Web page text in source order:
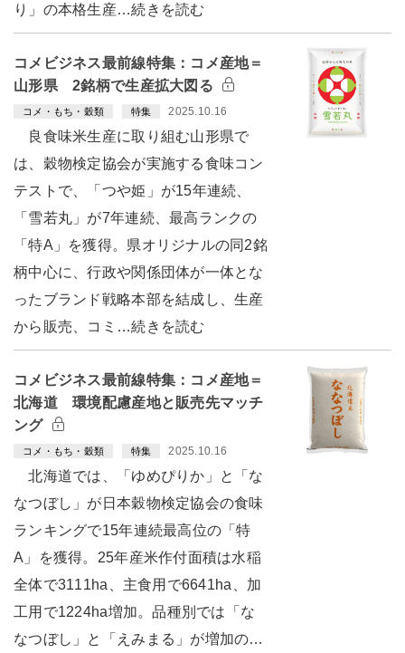
り」の本格生産…続きを読む
コメビジネス最前線特集：コメ産地＝
山形県 2銘柄で生産拡大図る
コメ・もち・穀類 特集 2025.10.16
良食味米生産に取り組む山形県で
は、穀物検定協会が実施する食味コン
テストで、「つや姫」が15年連続、
「雪若丸」が7年連続、最高ランクの
「特A」を獲得。県オリジナルの同2銘
柄中心に、行政や関係団体が一体とな
ったブランド戦略本部を結成し、生産
から販売、コミ…続きを読む
コメビジネス最前線特集：コメ産地＝
北海道 環境配慮産地と販売先マッチ
ング
コメ・もち・穀類 特集 2025.10.16
北海道では、「ゆめぴりか」と「な
なつぼし」が日本穀物検定協会の食味
ランキングで15年連続最高位の「特
A」を獲得。25年産米作付面積は水稲
全体で3111ha、主食用で6641ha、加
工用で1224ha増加。品種別では「な
なつぼし」と「えみまる」が増加の…